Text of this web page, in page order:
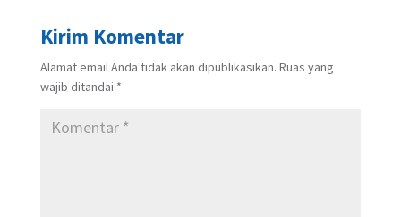
Kirim Komentar
Alamat email Anda tidak akan dipublikasikan. Ruas yang
wajib ditandai *